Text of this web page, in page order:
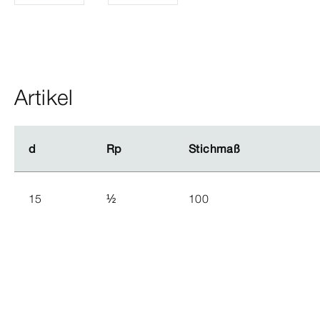
Artikel
d Rp Stichmaß
d Rp Stichmaß
15 ½ 100